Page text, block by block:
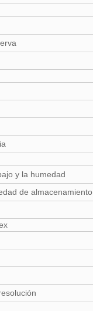
y la humedad
de almacenamiento